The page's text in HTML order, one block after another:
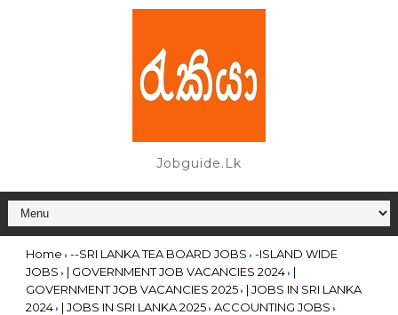
Jobguide.lk
Home --SRI LANKA TEA BOARD JOBS
-ISLAND WIDE
JOBS
| GOVERNMENT JOB VACANCIES 2024
|
GOVERNMENT JOB VACANCIES 2025
| JOBS IN SRI LANKA
2024
| JOBS IN SRI LANKA 2025 ACCOUNTING JOBS